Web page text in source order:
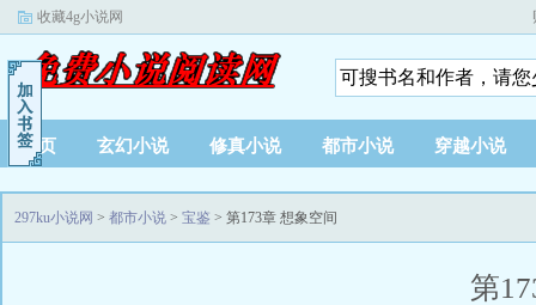
收藏4g小说网
首页 玄幻小说 修真小说 都市小说 穿越小说
297ku小说网 > 都市小说 > 宝鉴 > 第173章 想象空间
第